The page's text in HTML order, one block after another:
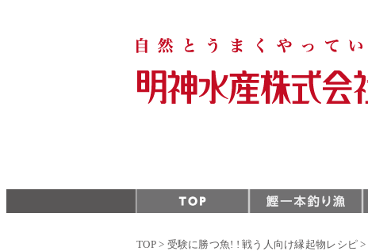
TOP> 受験に勝つ魚! ! 戦う人向け縁起物レシピ >